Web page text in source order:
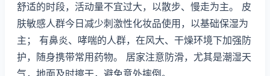
舒适的时段，活动量不宜过大，以散步、慢走为主。 皮
肤敏感人群今日减少刺激性化妆品使用，以基础保湿为
主； 有鼻炎、哮喘的人群，在风大、干燥环境下加强防
护，随身携带常用药物。 居家注意防滑，尤其是潮湿天
气，地面及时擦干，避免意外摔倒。